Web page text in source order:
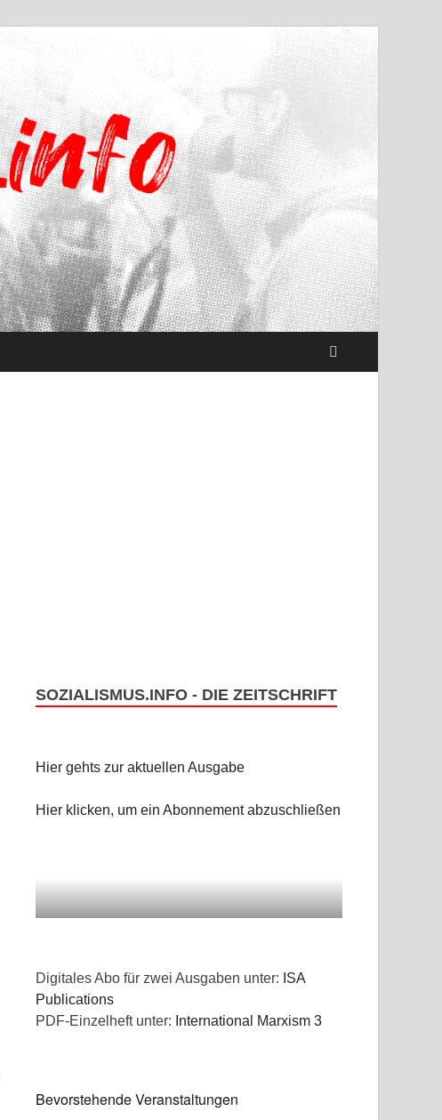
SOZIALISMUS.INFO - DIE ZEITSCHRIFT
Hier gehts zur aktuellen Ausgabe
Hier klicken, um ein Abonnement abzuschließen
Digitales Abo für zwei Ausgaben unter: ISA
Publications
PDF-Einzelheft unter: International Marxism 3
Bevorstehende Veranstaltungen